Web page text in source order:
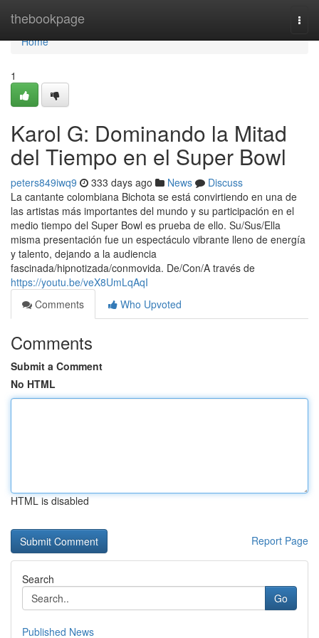
thebookpage
Home
Home
1
Karol G: Dominando la Mitad
del Tiempo en el Super Bowl
peters849iwq9 333 days ago News
Discuss
La cantante colombiana Bichota se está convirtiendo en una de
las artistas más importantes del mundo y su participación en el
medio tiempo del Super Bowl es prueba de ello. Su/Sus/Ella
misma presentación fue un espectáculo vibrante lleno de energía
y talento, dejando a la audiencia
fascinada/hipnotizada/conmovida. De/Con/A través de
https://youtu.be/veX8UmLqAqI
Comments
Who Upvoted
Comments
Submit a Comment
No HTML
HTML is disabled
Report Page
Search
Go
Published News